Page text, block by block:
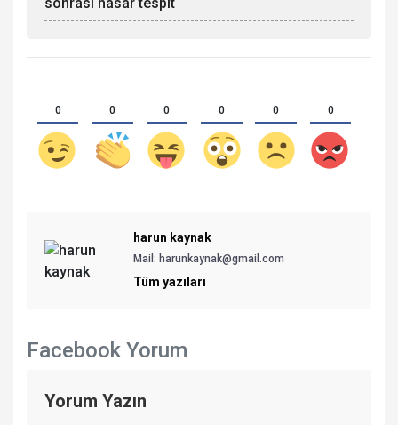
0 0 0 0 0 0
harun kaynak
Mail: harunkaynak@gmail.com
Tüm yazıları
Facebook Yorum
Yorum Yazın